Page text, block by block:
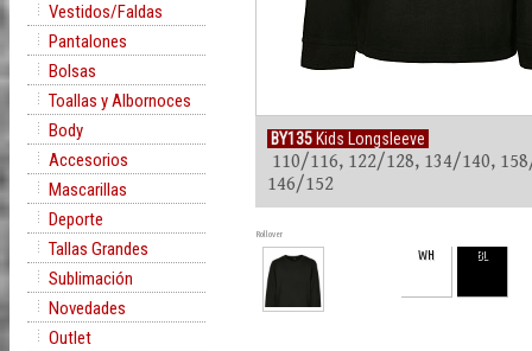
Vestidos/Faldas
Pantalones
Bolsas
Toallas y Albornoces
Body
Accesorios
Mascarillas
Deporte
Tallas Grandes
Sublimación
Novedades
Outlet
BY135 Kids Longsleeve
110/116, 122/128, 134/140,
146/152
Rollover
WH BL